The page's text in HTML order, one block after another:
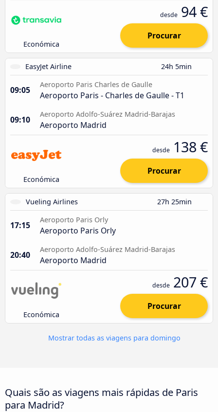
Económica
desde 94 €
Procurar
EasyJet Airline 24h 5min
09:05
Aeroporto Paris Charles de Gaulle
Aeroporto Paris - Charles de Gaulle - T1
09:10
Aeroporto Adolfo-Suárez Madrid-Barajas
Aeroporto Madrid
Económica
desde 138 €
Procurar
Vueling Airlines 27h 25min
17:15
Aeroporto Paris Orly
Aeroporto Paris Orly
20:40
Aeroporto Adolfo-Suárez Madrid-Barajas
Aeroporto Madrid
Económica
desde 207 €
Procurar
Mostrar todas as viagens para domingo
Quais são as viagens mais rápidas de Paris
para Madrid?